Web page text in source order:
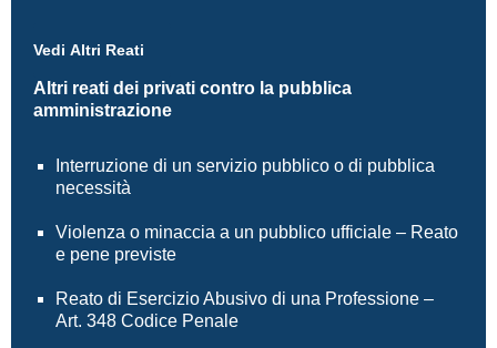
Vedi Altri Reati
Altri reati dei privati contro la pubblica
amministrazione
Interruzione di un servizio pubblico o di pubblica
necessità
Violenza o minaccia a un pubblico ufficiale – Reato
e pene previste
Reato di Esercizio Abusivo di una Professione –
Art. 348 Codice Penale